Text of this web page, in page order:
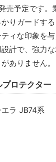
売予定です。
りガードす
ィな印象を
計で、強力
ありません。
ロテクター
ラ JB74系